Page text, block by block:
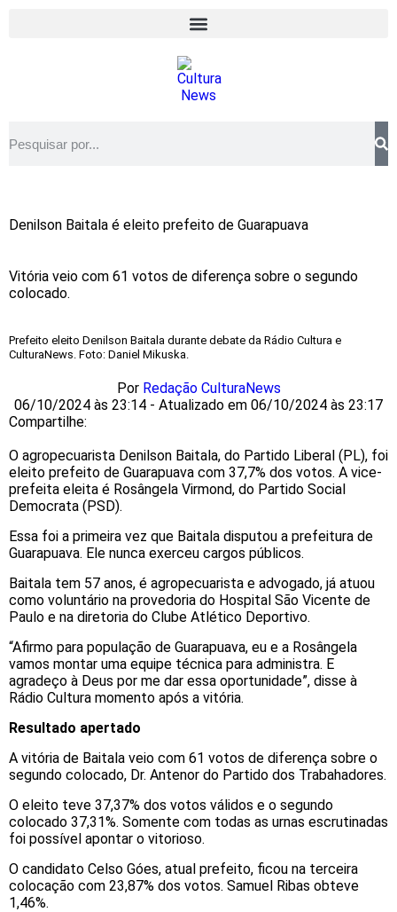
Denilson Baitala é eleito prefeito de Guarapuava
Vitória veio com 61 votos de diferença sobre o segundo
colocado.
Prefeito eleito Denilson Baitala durante debate da Rádio Cultura e
CulturaNews. Foto: Daniel Mikuska.
Por Redação CulturaNews
06/10/2024 às 23:14 - Atualizado em 06/10/2024 às 23:17
Compartilhe:
O agropecuarista Denilson Baitala, do Partido Liberal (PL), foi
eleito prefeito de Guarapuava com 37,7% dos votos. A vice-
prefeita eleita é Rosângela Virmond, do Partido Social
Democrata (PSD).
Essa foi a primeira vez que Baitala disputou a prefeitura de
Guarapuava. Ele nunca exerceu cargos públicos.
Baitala tem 57 anos, é agropecuarista e advogado, já atuou
como voluntário na provedoria do Hospital São Vicente de
Paulo e na diretoria do Clube Atlético Deportivo.
“Afirmo para população de Guarapuava, eu e a Rosângela
vamos montar uma equipe técnica para administra. E
agradeço à Deus por me dar essa oportunidade”, disse à
Rádio Cultura momento após a vitória.
Resultado apertado
A vitória de Baitala veio com 61 votos de diferença sobre o
segundo colocado, Dr. Antenor do Partido dos Trabahadores.
O eleito teve 37,37% dos votos válidos e o segundo
colocado 37,31%. Somente com todas as urnas escrutinadas
foi possível apontar o vitorioso.
O candidato Celso Góes, atual prefeito, ficou na terceira
colocação com 23,87% dos votos. Samuel Ribas obteve
1,46%.